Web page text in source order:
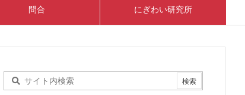
問合 にぎわい研究所